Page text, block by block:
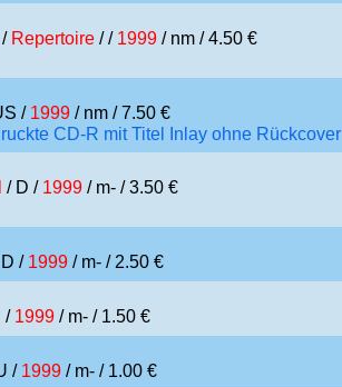
/ Repertoire / / 1999 / nm / 4.50 €
/ 1999 / nm / 7.50 €
CD-R mit Titel Inlay ohne Rückcover
/ D / 1999 / m- / 3.50 €
/ 1999 / m- / 2.50 €
/ 1999 / m- / 1.50 €
/ 1999 / m- / 1.00 €